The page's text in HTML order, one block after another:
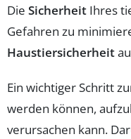
Die Sicherheit Ihres
Gefahren zu
Haustiersicherheit
Ein wichtiger Schritt
werden können,
verursachen kann.